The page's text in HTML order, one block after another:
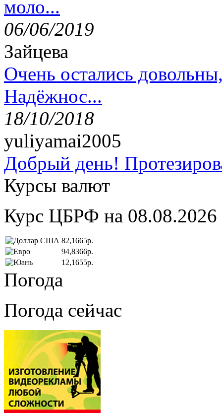
моло...
06/06/2019
Зайцева
Очень остались
Надёжнос...
18/10/2018
yuliyamai2005
Добрый день!
Курсы валют
Курс ЦБРФ на 08.08.2026
82,1665р.
94,8366р.
12,1655р.
Погода
Погода сейчас